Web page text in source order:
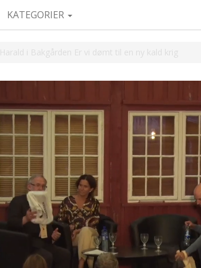
KATEGORIER
Harald i Bakgården Er vi dømt til en ny kald krig